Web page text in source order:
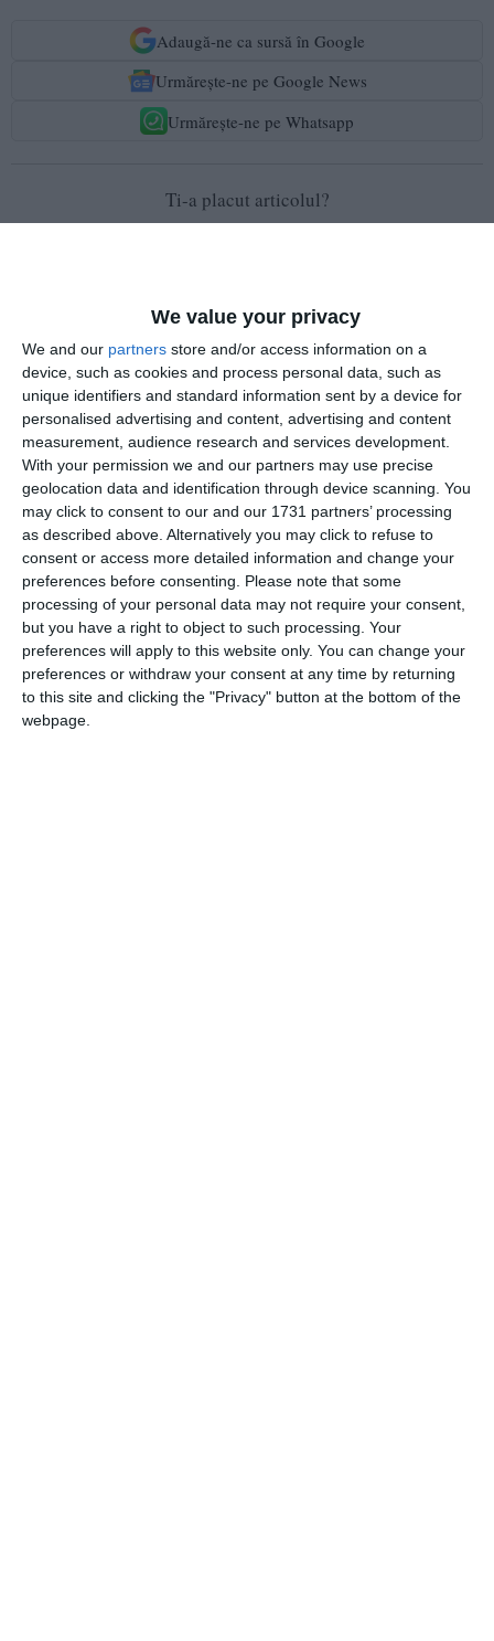
We value your privacy
We and our partners store and/or access information on a
device, such as cookies and process personal data, such as
unique identifiers and standard information sent by a device for
personalised advertising and content, advertising and content
measurement, audience research and services development.
With your permission we and our partners may use precise
geolocation data and identification through device scanning. You
may click to consent to our and our 1731 partners’ processing
as described above. Alternatively you may click to refuse to
consent or access more detailed information and change your
preferences before consenting.
Please note that some
processing of your personal data may not require your consent,
but you have a right to object to such processing. Your
preferences will apply to this website only. You can change your
preferences or withdraw your consent at any time by returning
to this site and clicking the "Privacy" button at the bottom of the
webpage.
Adaugă-ne ca sursă în Google
Urmărește-ne pe Google News
Urmărește-ne pe Whatsapp
Ti-a placut articolul?
COMENTARII
Nume
Email
Comentariu